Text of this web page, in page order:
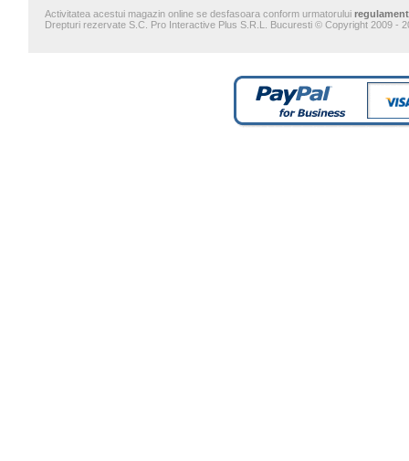
Activitatea acestui magazin online se desfasoara conform urmatorului regulament
Drepturi rezervate S.C. Pro Interactive Plus S.R.L. Bucuresti © Copyright 2009 -